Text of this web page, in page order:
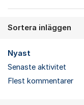
Sortera inläggen
Nyast
Senaste aktivitet
Flest kommentarer